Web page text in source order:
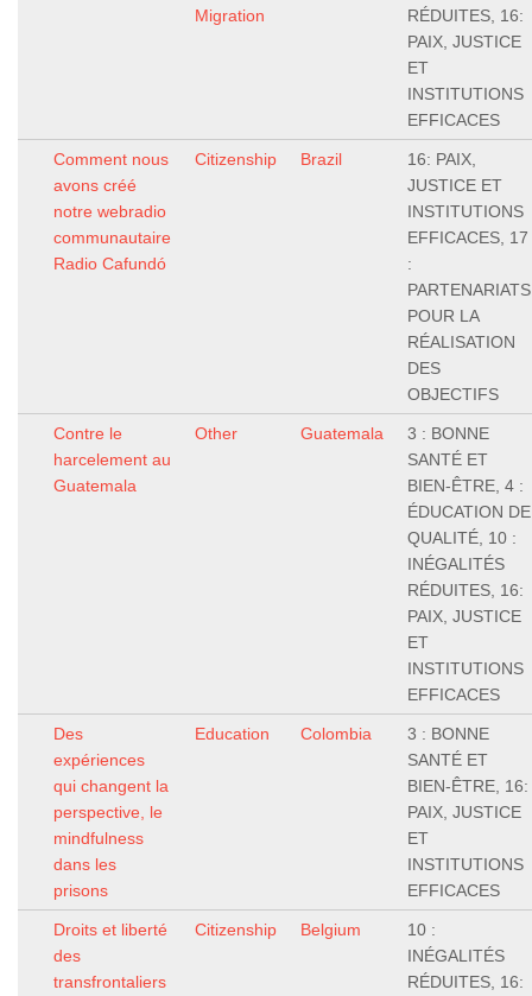
Migration
RÉDUITES, 16:
PAIX, JUSTICE
ET
INSTITUTIONS
EFFICACES
Comment nous
avons créé
notre webradio
communautaire
Radio Cafundó
Citizenship Brazil
16: PAIX,
JUSTICE ET
INSTITUTIONS
EFFICACES, 17
:
PARTENARIATS
POUR LA
RÉALISATION
DES
OBJECTIFS
Contre le
harcelement au
Guatemala
Other Guatemala
3 : BONNE
SANTÉ ET
BIEN-ÊTRE, 4 :
ÉDUCATION DE
QUALITÉ, 10 :
INÉGALITÉS
RÉDUITES, 16:
PAIX, JUSTICE
ET
INSTITUTIONS
EFFICACES
Des
expériences
qui changent la
perspective, le
mindfulness
dans les
prisons
Education Colombia
3 : BONNE
SANTÉ ET
BIEN-ÊTRE, 16:
PAIX, JUSTICE
ET
INSTITUTIONS
EFFICACES
Droits et liberté
des
transfrontaliers
Citizenship Belgium
10 :
INÉGALITÉS
RÉDUITES, 16: